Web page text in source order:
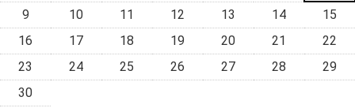
9
10 11 12 13 14
15
16
17 18 19 20 21
22
23
24 25 26 27 28
29
30